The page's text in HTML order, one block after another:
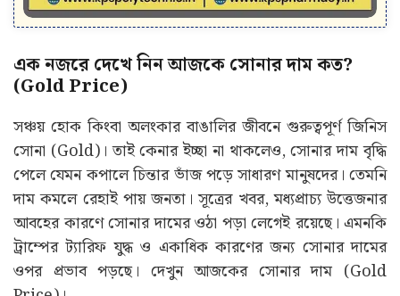
এক নজরে দেখে নিন আজকে সোনার দাম কত?
(Gold Price)
সঞ্চয় হোক কিংবা অলংকার বাঙালির জীবনে গুরুত্বপূর্ণ জিনিস
সোনা (Gold)। তাই কেনার ইচ্ছা না থাকলেও, সোনার দাম বৃদ্ধি
পেলে যেমন কপালে চিন্তার ভাঁজ পড়ে সাধারণ মানুষদের। তেমনি
দাম কমলে রেহাই পায় জনতা। সূত্রের খবর, মধ্যপ্রাচ্য উত্তেজনার
আবহের কারণে সোনার দামের ওঠা পড়া লেগেই রয়েছে। এমনকি
ট্রাম্পের ট্যারিফ যুদ্ধ ও একাধিক কারণের জন্য সোনার দামের
ওপর প্রভাব পড়ছে। দেখুন আজকের সোনার দাম (Gold